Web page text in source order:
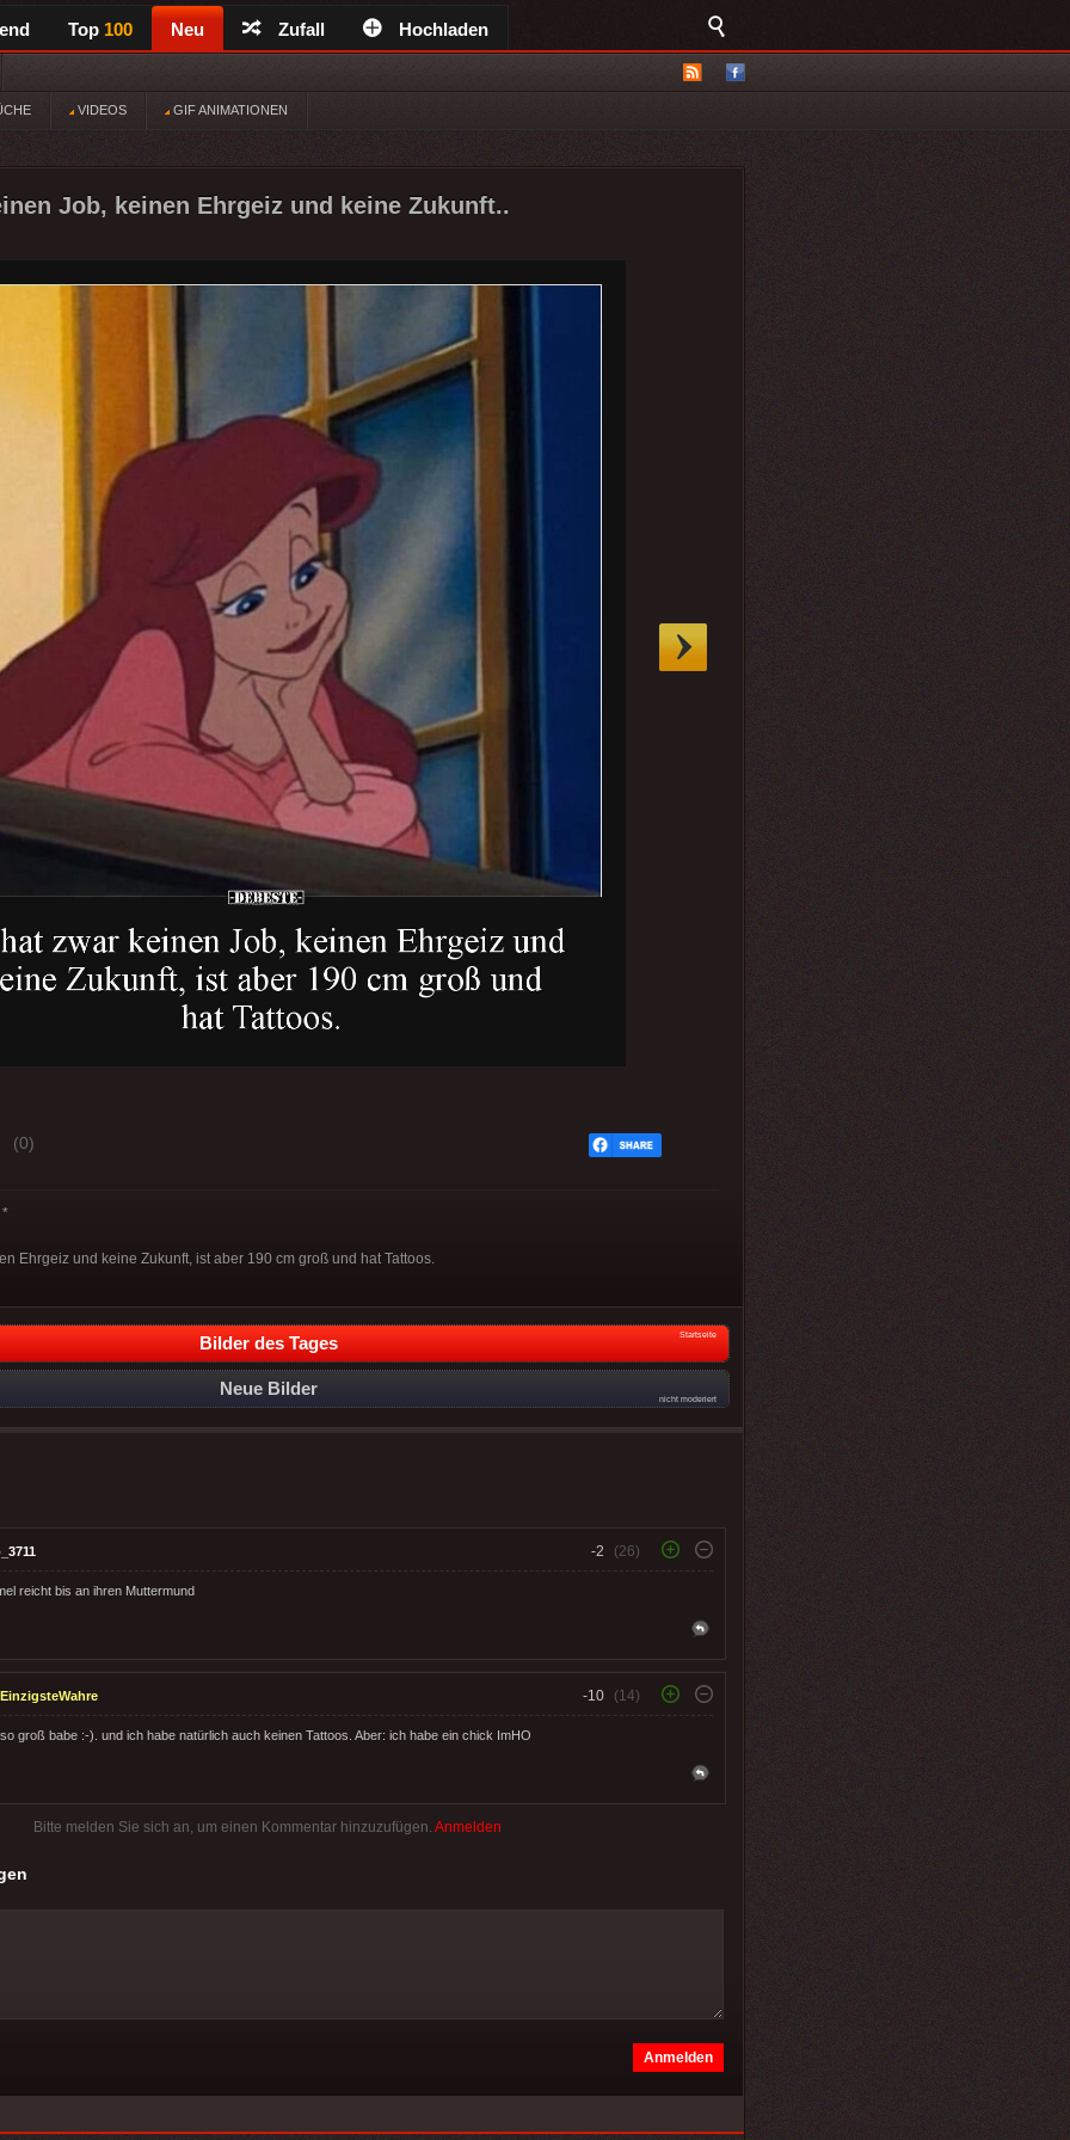
Top 100 Neu Zufall Hochladen
VIDEOS GIF ANIMATIONEN
Job, keinen Ehrgeiz und keine Zukunft..
(0)
Ehrgeiz und keine Zukunft, ist aber 190 cm groß und hat Tattoos.
Bilder des Tages Startseite
Neue Bilder
nicht moderiert
-2 (26)
reicht bis an ihren Muttermund
-10 (14)
groß babe :-). und ich habe natürlich auch keinen Tattoos. Aber: ich habe ein chick ImHO
Bitte melden Sie sich an, um einen Kommentar hinzuzufügen. Anmelden